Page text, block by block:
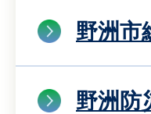
野洲市
野洲防